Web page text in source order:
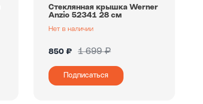
Стеклянная крышка Werner
Anzio 52341 28 см
850 ₽ 1 699 ₽
Подписаться